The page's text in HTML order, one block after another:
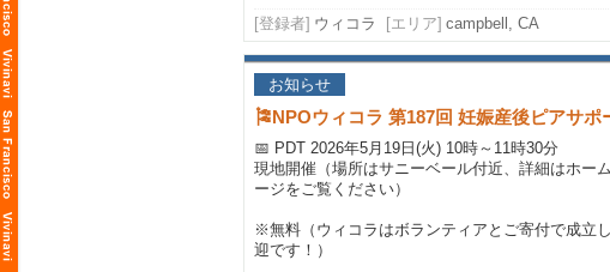
[登録者] ウィコラ [エリア] campbell, CA
お知らせ
🎏NPOウィコラ 第187回 妊娠産後ピアサポ
📅 PDT 2026年5月19日(火) 10時～11時30分
現地開催（場所はサニーベール付近、詳細はホー
ージをご覧ください）
※無料（ウィコラはボランティアとご寄付で成立
迎です！）